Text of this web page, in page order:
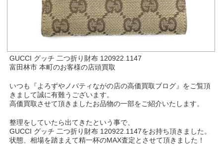
GUCCI グッチ 二つ折り財布 120922.1147
富田林市 本町のお客様の店頭買取
いつも『よろずやノバティながの店の高価買取ブログ』をご覧頂
きまして誠に有難うございます。
高価買取させて頂きましたお品物の一部をご紹介いたします。
整理をしていたら出てきたという事で、
GUCCI グッチ 二つ折り財布 120922.1147をお持ち頂きました。
状態、相場を踏まえて精一杯のMAX査定とさせて頂きました！